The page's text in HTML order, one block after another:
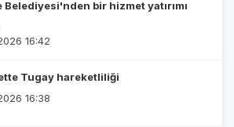
Belediyesi'nden bir hizmet yatırımı
16:42
Tugay hareketliliği
16:38